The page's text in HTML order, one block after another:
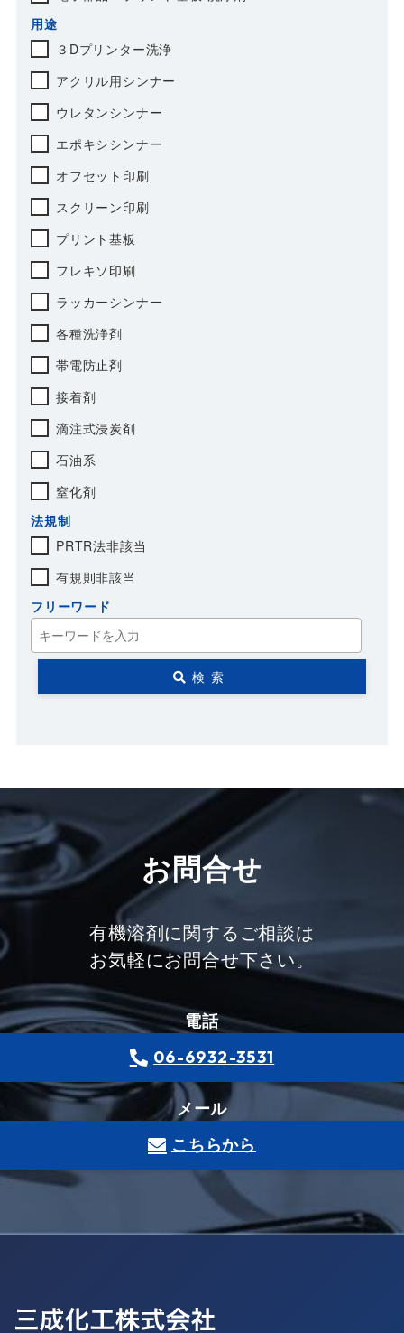
用途
３Dプリンター洗浄
アクリル用シンナー
ウレタンシンナー
エポキシシンナー
オフセット印刷
スクリーン印刷
プリント基板
フレキソ印刷
ラッカーシンナー
各種洗浄剤
帯電防止剤
接着剤
滴注式浸炭剤
石油系
窒化剤
法規制
PRTR法非該当
有規則非該当
フリーワード
検索
お問合せ
有機溶剤に関するご相談は
お気軽にお問合せ下さい。
電話
06-6932-3531
メール
こちらから